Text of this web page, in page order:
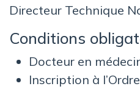
Directeur Technique
Conditions
Docteur en
Inscription à